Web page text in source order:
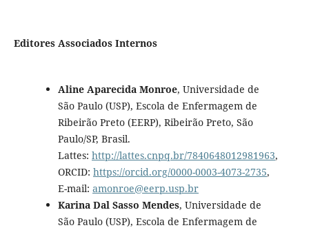
Editores Associados Internos
Aline Aparecida Monroe, Universidade de
São Paulo (USP), Escola de Enfermagem de
Ribeirão Preto (EERP), Ribeirão Preto, São
Paulo/SP, Brasil.
Lattes: http://lattes.cnpq.br/7840648012981963,
ORCID: https://orcid.org/0000-0003-4073-2735,
E-mail: amonroe@eerp.usp.br
Karina Dal Sasso Mendes, Universidade de
São Paulo (USP), Escola de Enfermagem de